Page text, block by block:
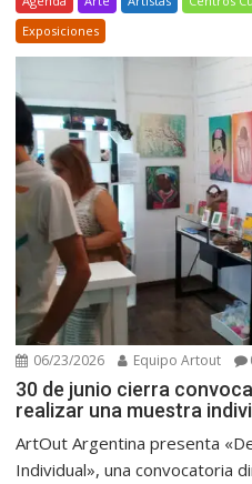
Exposiciones
06/23/2026 Equipo Artout
30 de junio cierra
realizar una muestra
ArtOut Argentina presenta
Individual», una convocatoria